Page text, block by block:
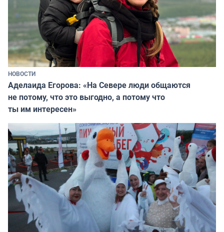
НОВОСТИ
Аделаида Егорова: «На Севере люди общаются
не потому, что это выгодно, а потому что
ты им интересен»